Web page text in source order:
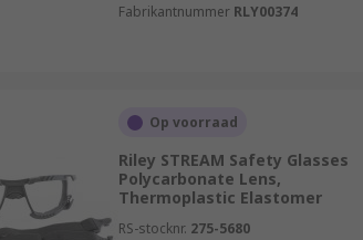
Fabrikantnummer RLY00374
Op voorraad
Riley STREAM Safety Glasses
Polycarbonate Lens,
Thermoplastic Elastomer
RS-stocknr. 275-5680